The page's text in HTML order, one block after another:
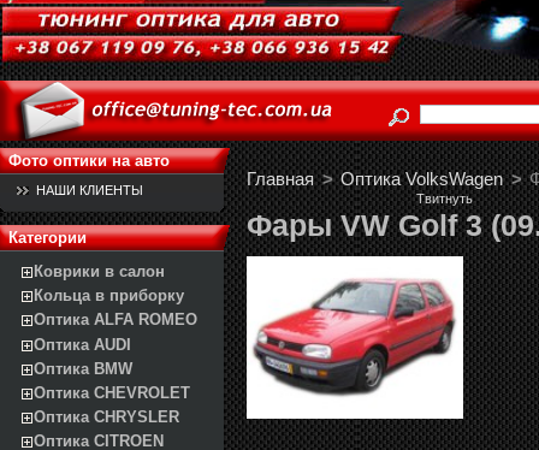
Фото оптики на авто
НАШИ КЛИЕНТЫ
Категории
Коврики в салон
Кольца в приборку
Оптика ALFA ROMEO
Оптика AUDI
Оптика BMW
Оптика CHEVROLET
Оптика CHRYSLER
Оптика CITROEN
Главная > Оптика VolksWagen >
Твитнуть
Фары VW Golf 3